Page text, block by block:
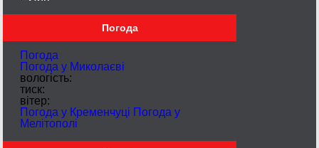
Погода
Погода
Погода у Миколаєві
вологість:
тиск:
вітер:
Погода у Кременчуці Погода у
Мелітополі